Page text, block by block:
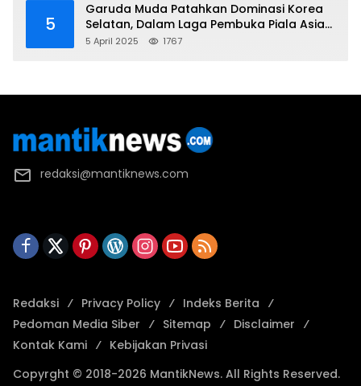
5
Garuda Muda Patahkan Dominasi Korea
Selatan, Dalam Laga Pembuka Piala Asia
2025 U-17
5 April 2025 1767
redaksi@mantiknews.com
Redaksi Privacy Policy
Indeks Berita
Pedoman Media Siber
Sitemap
Disclaimer
Kontak Kami
Kebijakan Privasi
Copyrght © 2018-2026 MantikNews. All Rights Reserved.